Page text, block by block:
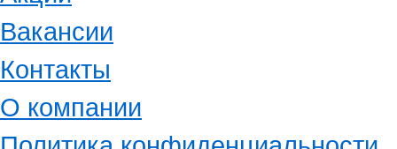
Вакансии
Контакты
О компании